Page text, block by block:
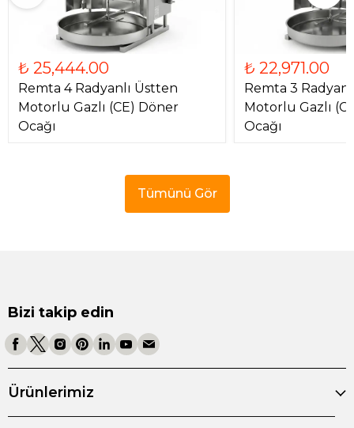
₺ 25,444.00
Remta 4 Radyanlı Üstten
Motorlu Gazlı (CE) Döner
Ocağı
₺ 22,971.00
Remta 3
Motorlu Gazlı
Ocağı
Tümünü Gör
Bizi takip edin
Ürünlerimiz